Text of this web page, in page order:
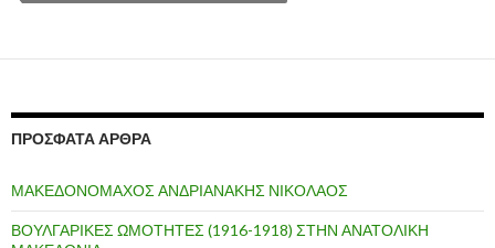
ΠΡΌΣΦΑΤΑ ΆΡΘΡΑ
ΜΑΚΕΔΟΝΟΜΑΧΟΣ ΑΝΔΡΙΑΝΑΚΗΣ ΝΙΚΟΛΑΟΣ
ΒΟΥΛΓΑΡΙΚΕΣ ΩΜΟΤΗΤΕΣ (1916-1918) ΣΤΗΝ ΑΝΑΤΟΛΙΚΗ